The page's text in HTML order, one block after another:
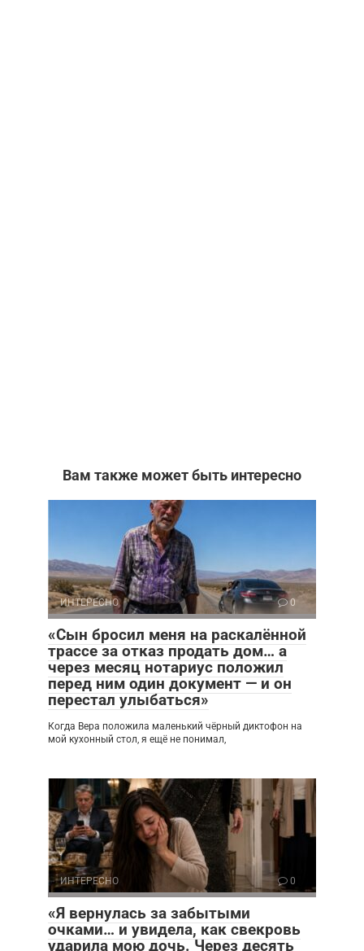
Вам также может быть интересно
ИНТЕРЕСНО 0
«Сын бросил меня на раскалённой
трассе за отказ продать дом… а
через месяц нотариус положил
перед ним один документ — и он
перестал улыбаться»
Когда Вера положила маленький чёрный диктофон на
мой кухонный стол, я ещё не понимал,
ИНТЕРЕСНО 0
«Я вернулась за забытыми
очками… и увидела, как свекровь
ударила мою дочь. Через десять